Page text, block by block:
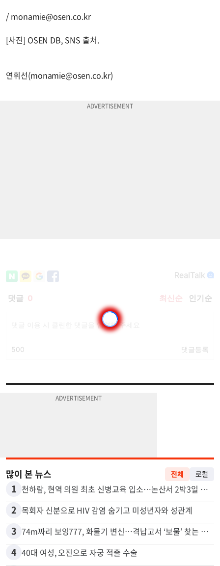
/ monamie@osen.co.kr
[사진] OSEN DB, SNS 출처.
연휘선(monamie@osen.co.kr)
많이 본 뉴스 전체 로컬
1 천하람, 현역 의원 최초 신병교육 입소…논산서 2박3일 생활
2 목회자 신분으로 HIV 감염 숨기고 미성년자와 성관계
3 74m짜리 보잉777, 화물기 변신…격납고서 ‘보물’ 찾는 인천공항
4 40대 여성, 오진으로 자궁 적출 수술